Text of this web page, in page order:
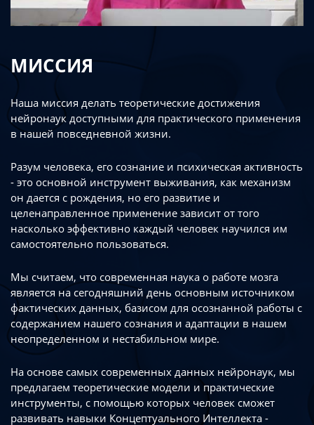
МИССИЯ
Наша миссия делать теоретические достижения
нейронаук доступными для практического применения
в нашей повседневной жизни.
Разум человека, его сознание и психическая активность
- это основной инструмент выживания, как механизм
он дается с рождения, но его развитие и
целенаправленное применение зависит от того
насколько эффективно каждый человек научился им
самостоятельно пользоваться.
Мы считаем, что современная наука о работе мозга
является на сегодняшний день основным источником
фактических данных, базисом для осознанной работы с
содержанием нашего сознания и адаптации в нашем
неопределенном и нестабильном мире.
На основе самых современных данных нейронаук, мы
предлагаем теоретические модели и практические
инструменты, с помощью которых человек сможет
развивать навыки Концептуального Интеллекта -